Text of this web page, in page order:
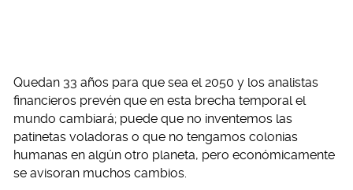
Quedan 33 años para que sea el 2050 y los analistas
financieros prevén que en esta brecha temporal el
mundo cambiará; puede que no inventemos las
patinetas voladoras o que no tengamos colonias
humanas en algún otro planeta, pero económicamente
se avisoran muchos cambios.